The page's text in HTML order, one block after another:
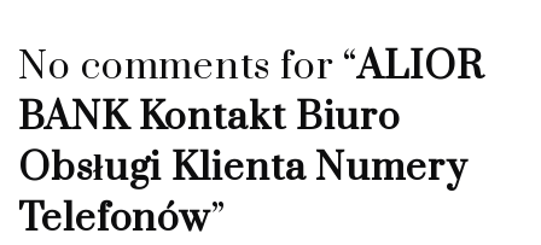
No comments for “ALIOR
BANK Kontakt Biuro
Obsługi Klienta Numery
Telefonów”